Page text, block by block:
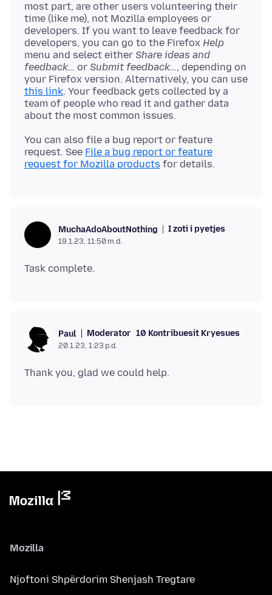
most part, are other users volunteering their
time (like me), not Mozilla employees or
developers. If you want to leave feedback for
developers, you can go to the Firefox Help
menu and select either Share ideas and
feedback… or Submit feedback…, depending on
your Firefox version. Alternatively, you can use
this link. Your feedback gets collected by a
team of people who read it and gather data
You can also file a bug report or feature
request. See File a bug report or feature
request for Mozilla products
MuchaAdoAboutNothing I zoti i pyetjes
19.1.23, 11:50 m.d.
Paul Moderator 10 Kontribuesit Kryesues
20.1.23, 1:23 p.d.
Mozilla
Njoftoni Shpërdorim Shenjash Tregtare